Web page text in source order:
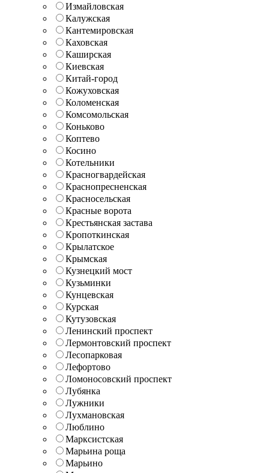
Измайловская
Калужская
Кантемировская
Каховская
Каширская
Киевская
Китай-город
Кожуховская
Коломенская
Комсомольская
Коньково
Коптево
Косино
Котельники
Красногвардейская
Краснопресненская
Красносельская
Красные ворота
Крестьянская застава
Кропоткинская
Крылатское
Крымская
Кузнецкий мост
Кузьминки
Кунцевская
Курская
Кутузовская
Ленинский проспект
Лермонтовский проспект
Лесопарковая
Лефортово
Ломоносовский проспект
Лубянка
Лужники
Лухмановская
Люблино
Марксистская
Марьина роща
Марьино